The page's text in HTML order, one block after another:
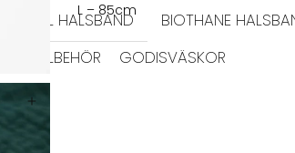
TEXTIL HALSBAND
BIOTHANE
& TILLBEHÖR GODISVÄSKOR
L – 85cm